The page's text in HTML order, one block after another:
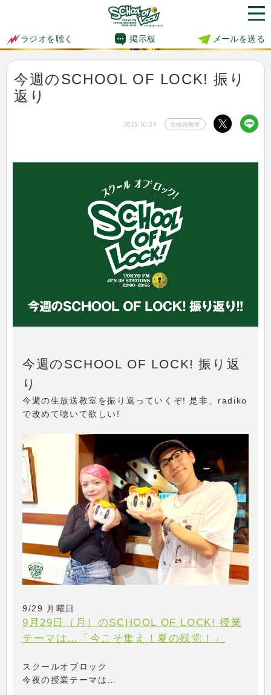
ラジオを聴く 掲示板 メールを送る
今週のSCHOOL OF LOCK! 振り
返り
2025.10.04 生放送教室
今週のSCHOOL OF LOCK! 振り返
り
今週の生放送教室を振り返っていくぞ! 是非、radiko
で改めて聴いて欲しい!
9/29 月曜日
9月29日（月）のSCHOOL OF LOCK! 授業
テーマは…「今こそ集え！夏の残党！」
スクールオブロック
今夜の授業テーマは…